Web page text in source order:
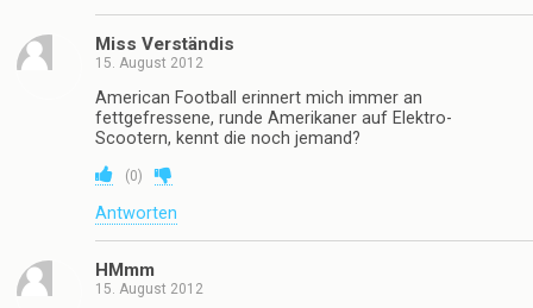
Miss Verständis
15. August 2012
American Football erinnert mich immer an
fettgefressene, runde Amerikaner auf Elektro-
Scootern, kennt die noch jemand?
(0)
Antworten
HMmm
15. August 2012